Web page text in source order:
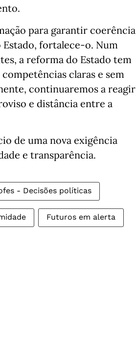
para garantir coerência
Estado, fortalece-o. Num
a reforma do Estado tem
claras e sem
continuaremos a reagir
e distância entre a
de uma nova exigência
e transparência.
- Decisões políticas
Futuros em alerta